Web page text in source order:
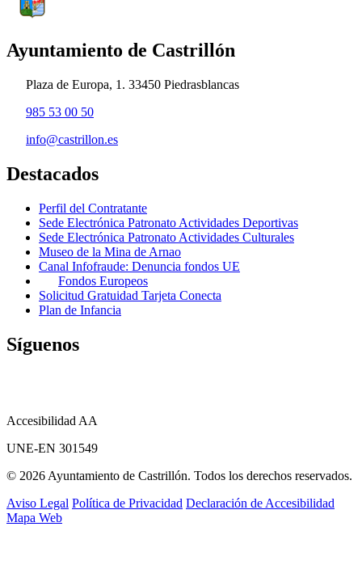
Ayuntamiento de Castrillón
Plaza de Europa, 1. 33450 Piedrasblancas
985 53 00 50
info@castrillon.es
Destacados
Perfil del Contratante
Sede Electrónica Patronato Actividades Deportivas
Sede Electrónica Patronato Actividades Culturales
Museo de la Mina de Arnao
Canal Infofraude: Denuncia fondos UE
Fondos Europeos
Solicitud Gratuidad Tarjeta Conecta
Plan de Infancia
Síguenos
Accesibilidad AA
UNE-EN 301549
© 2026 Ayuntamiento de Castrillón. Todos los derechos reservados.
Aviso Legal Política de Privacidad Declaración de Accesibilidad
Mapa Web